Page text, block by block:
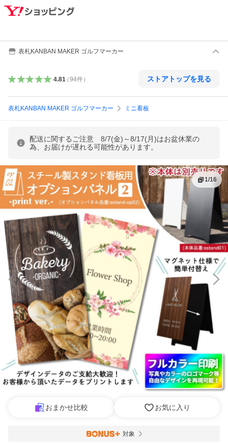
表札KANBAN MAKER ゴルフマーカー
4.81（94件） ストアトップを見る
表札KANBAN MAKER ゴルフマーカー ミニ看板
配送に関するご注意 8/7(金)～8/17(月)はお盆休業の
為、お届けが遅れる可能性があります。
1/16
おまかせ比較 お気に入り
対象